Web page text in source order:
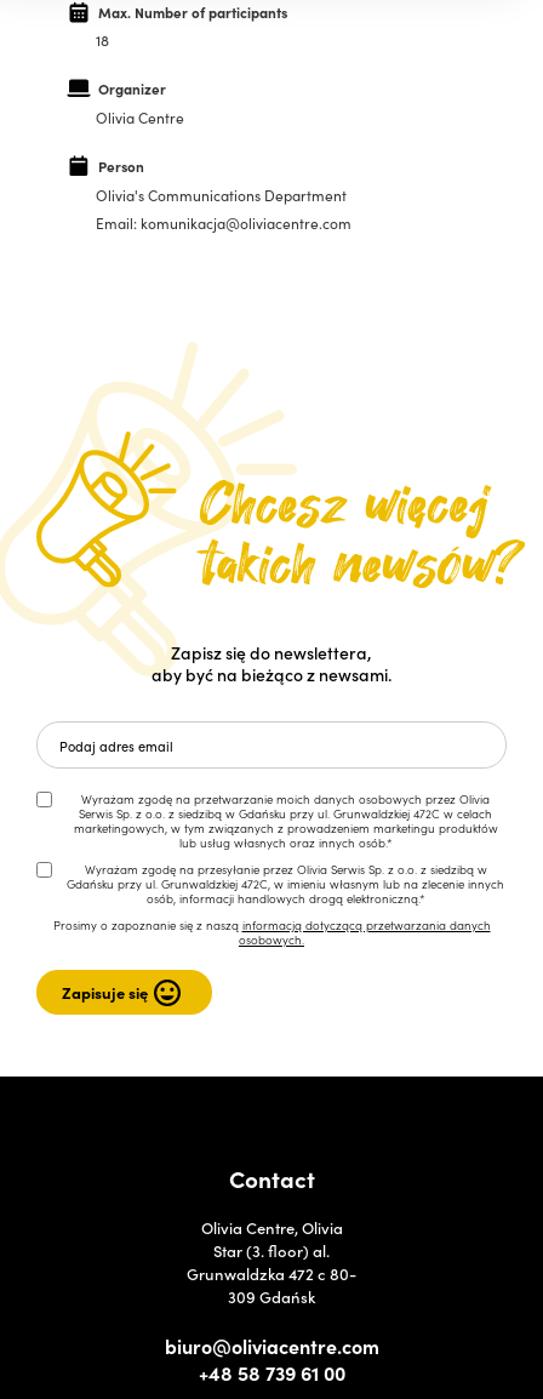
Max. Number of participants
18
Organizer
Olivia Centre
Person
Olivia's Communications Department
Email: komunikacja@oliviacentre.com
Zapisz się do newslettera,
aby być na bieżąco z newsami.
Wyrażam zgodę na przetwarzanie moich danych osobowych przez Olivia
Serwis Sp. z o.o. z siedzibą w Gdańsku przy ul. Grunwaldzkiej 472C w celach
marketingowych, w tym związanych z prowadzeniem marketingu produktów
lub usług własnych oraz innych osób.*
Wyrażam zgodę na przesyłanie przez Olivia Serwis Sp. z o.o. z siedzibą w
Gdańsku przy ul. Grunwaldzkiej 472C, w imieniu własnym lub na zlecenie innych
osób, informacji handlowych drogą elektroniczną.*
Prosimy o zapoznanie się z naszą informacją dotyczącą przetwarzania danych
osobowych.
Contact
Olivia Centre, Olivia
Star (3. floor) al.
Grunwaldzka 472 c 80-
309 Gdańsk
biuro@oliviacentre.com
+48 58 739 61 00